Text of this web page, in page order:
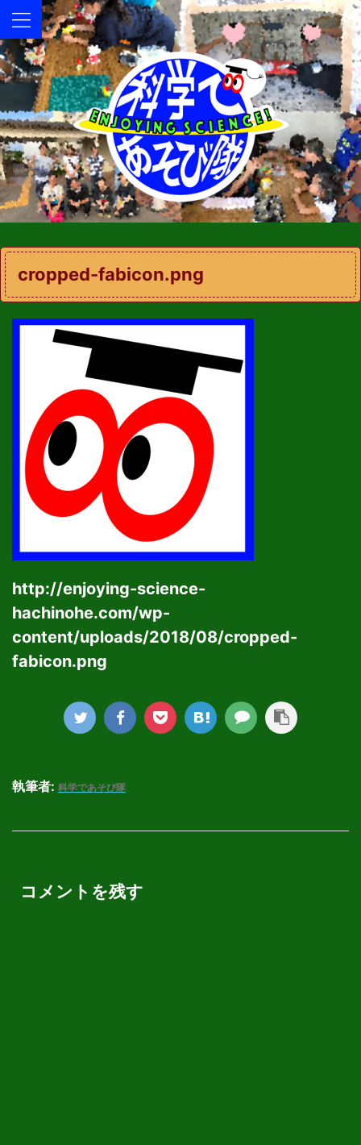
cropped-fabicon.png
http://enjoying-science-
hachinohe.com/wp-
content/uploads/2018/08/cropped-
fabicon.png
執筆者: 科学であそび隊
コメントを残す